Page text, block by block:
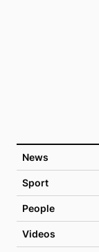
News
Sport
People
Videos